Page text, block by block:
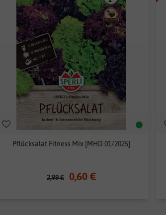
Pflücksalat Fitness Mix [MHD 01/2025]
2,99 € 0,60 €